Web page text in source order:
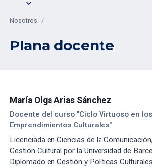
expand_more
Nosotros /
Plana docente
María Olga Arias Sánchez
Docente del curso "Ciclo Virtuoso en los
Emprendimientos Culturales"
Licenciada en Ciencias de la
Gestión Cultural por la Universidad de
Diplomado en Gestión y Políticas